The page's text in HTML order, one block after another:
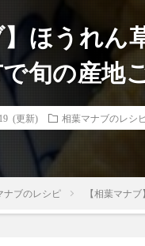
】ほうれ
旬の産地
(更新) 相葉マナブのレシ
ナブのレシピ 【相葉マナ